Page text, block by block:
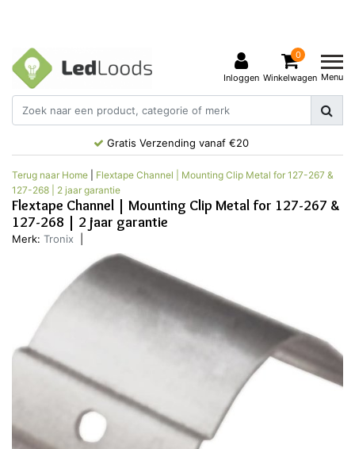
Inloggen
0
Winkelwagen Menu
Gratis Verzending vanaf €20
Terug naar Home
Flextape Channel | Mounting Clip Metal for 127-267 &
127-268 | 2 jaar garantie
Flextape Channel | Mounting Clip Metal for 127-267 &
127-268 | 2 jaar garantie
Merk: Tronix